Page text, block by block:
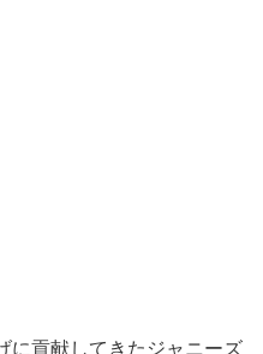
に貢献してきたジャニーズ